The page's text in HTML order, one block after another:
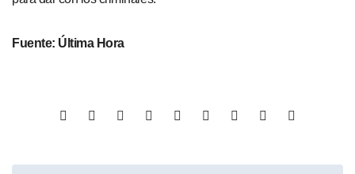
Fuente: Última Hora